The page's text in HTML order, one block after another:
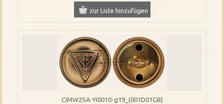
zur Liste hinzufügen
CIMW2SA-YI0010-g19_(001D01GB)